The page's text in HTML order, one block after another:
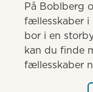
På Boblberg
fællesskaber i
bor i en
kan du finde
fællesskaber